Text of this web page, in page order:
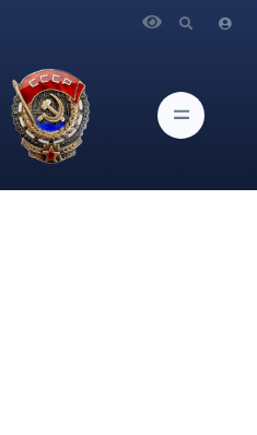
форума «Неделя твоей
в Дипломатической академии